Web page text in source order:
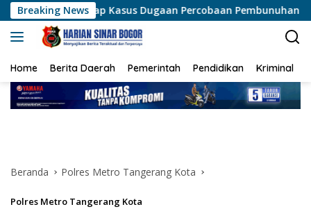
Langsung
ke
konten
Breaking News
Kasus Dugaan Percobaan Pembunuhan Berencana,
Home Berita Daerah Pemerintah Pendidikan Kriminal
Beranda Polres Metro Tangerang Kota
Polres Metro Tangerang Kota